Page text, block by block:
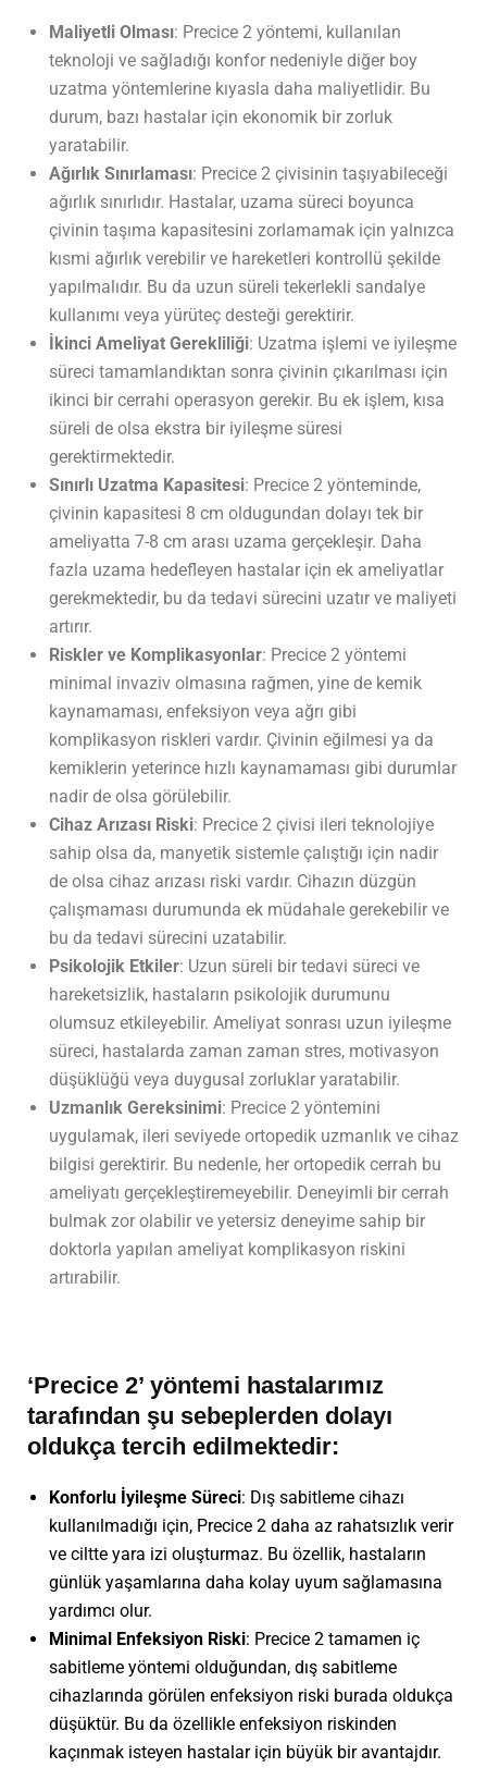
Maliyetli Olması: Precice 2 yöntemi, kullanılan
teknoloji ve sağladığı konfor nedeniyle diğer boy
uzatma yöntemlerine kıyasla daha maliyetlidir. Bu
durum, bazı hastalar için ekonomik bir zorluk
yaratabilir.
Ağırlık Sınırlaması: Precice 2 çivisinin taşıyabileceği
ağırlık sınırlıdır. Hastalar, uzama süreci boyunca
çivinin taşıma kapasitesini zorlamamak için yalnızca
kısmi ağırlık verebilir ve hareketleri kontrollü şekilde
yapılmalıdır. Bu da uzun süreli tekerlekli sandalye
kullanımı veya yürüteç desteği gerektirir.
İkinci Ameliyat Gerekliliği: Uzatma işlemi ve iyileşme
süreci tamamlandıktan sonra çivinin çıkarılması için
ikinci bir cerrahi operasyon gerekir. Bu ek işlem, kısa
süreli de olsa ekstra bir iyileşme süresi
gerektirmektedir.
Sınırlı Uzatma Kapasitesi: Precice 2 yönteminde,
çivinin kapasitesi 8 cm oldugundan dolayı tek bir
ameliyatta 7-8 cm arası uzama gerçekleşir. Daha
fazla uzama hedefleyen hastalar için ek ameliyatlar
gerekmektedir, bu da tedavi sürecini uzatır ve maliyeti
artırır.
Riskler ve Komplikasyonlar: Precice 2 yöntemi
minimal invaziv olmasına rağmen, yine de kemik
kaynamaması, enfeksiyon veya ağrı gibi
komplikasyon riskleri vardır. Çivinin eğilmesi ya da
kemiklerin yeterince hızlı kaynamaması gibi durumlar
nadir de olsa görülebilir.
Cihaz Arızası Riski: Precice 2 çivisi ileri teknolojiye
sahip olsa da, manyetik sistemle çalıştığı için nadir
de olsa cihaz arızası riski vardır. Cihazın düzgün
çalışmaması durumunda ek müdahale gerekebilir ve
bu da tedavi sürecini uzatabilir.
Psikolojik Etkiler: Uzun süreli bir tedavi süreci ve
hareketsizlik, hastaların psikolojik durumunu
olumsuz etkileyebilir. Ameliyat sonrası uzun iyileşme
süreci, hastalarda zaman zaman stres, motivasyon
düşüklüğü veya duygusal zorluklar yaratabilir.
Uzmanlık Gereksinimi: Precice 2 yöntemini
uygulamak, ileri seviyede ortopedik uzmanlık ve cihaz
bilgisi gerektirir. Bu nedenle, her ortopedik cerrah bu
ameliyatı gerçekleştiremeyebilir. Deneyimli bir cerrah
bulmak zor olabilir ve yetersiz deneyime sahip bir
doktorla yapılan ameliyat komplikasyon riskini
artırabilir.
‘Precice 2’ yöntemi hastalarımız
tarafından şu sebeplerden dolayı
oldukça tercih edilmektedir:
Konforlu İyileşme Süreci: Dış sabitleme cihazı
kullanılmadığı için, Precice 2 daha az rahatsızlık verir
ve ciltte yara izi oluşturmaz. Bu özellik, hastaların
günlük yaşamlarına daha kolay uyum sağlamasına
yardımcı olur.
Minimal Enfeksiyon Riski: Precice 2 tamamen iç
sabitleme yöntemi olduğundan, dış sabitleme
cihazlarında görülen enfeksiyon riski burada oldukça
düşüktür. Bu da özellikle enfeksiyon riskinden
kaçınmak isteyen hastalar için büyük bir avantajdır.